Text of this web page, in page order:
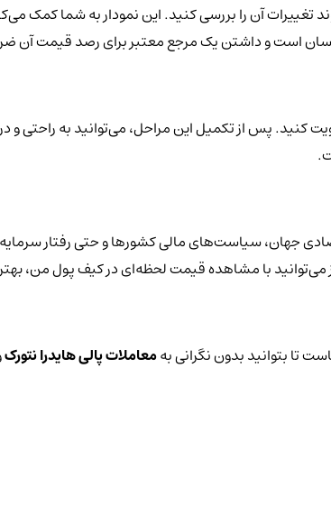
تغییرات آن را بررسی کنید. این نمودار به شما کمک
نوسان است و داشتن یک مرجع معتبر برای رصد قیمت آن
کنید. پس از تکمیل این مراحل، می‌توانید به راحتی و
جهان، سیاست‌های مالی کشورها و حتی رفتار
می‌توانید با مشاهده قیمت لحظه‌ای در کیف پول من،
تا بتوانید بدون نگرانی بهمعاملات پالی هایدرا نتورک